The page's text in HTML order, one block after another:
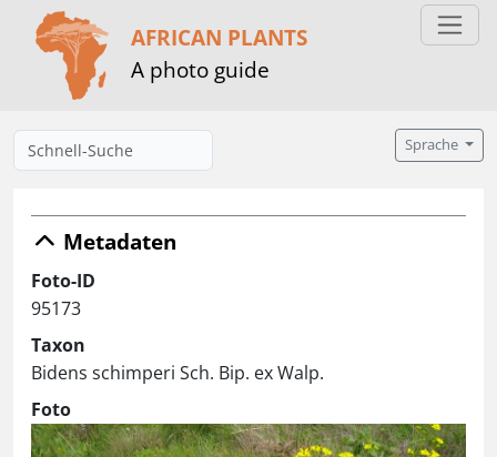
AFRICAN PLANTS
A photo guide
Sprache
Metadaten
Foto-ID
95173
Taxon
Bidens schimperi Sch. Bip. ex Walp.
Foto